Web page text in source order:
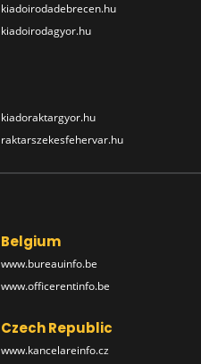
kiadoirodadebrecen.hu
kiadoirodagyor.hu
kiadoraktargyor.hu
raktarszekesfehervar.hu
Belgium
www.bureauinfo.be
www.officerentinfo.be
Czech Republic
www.kancelareinfo.cz